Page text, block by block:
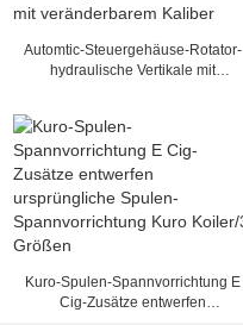
Automtic-Steuergehäuse-Rotator-
hydraulische Vertikale mit
Kuro-Spulen-Spannvorrichtung E
Cig-Zusätze entwerfen